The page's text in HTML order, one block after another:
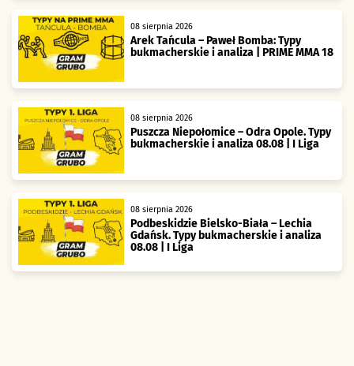
08 sierpnia 2026
Arek Tańcula – Paweł Bomba: Typy
bukmacherskie i analiza | PRIME MMA 18
08 sierpnia 2026
Puszcza Niepołomice – Odra Opole. Typy
bukmacherskie i analiza 08.08 | I Liga
08 sierpnia 2026
Podbeskidzie Bielsko-Biała – Lechia
Gdańsk. Typy bukmacherskie i analiza
08.08 | I Liga